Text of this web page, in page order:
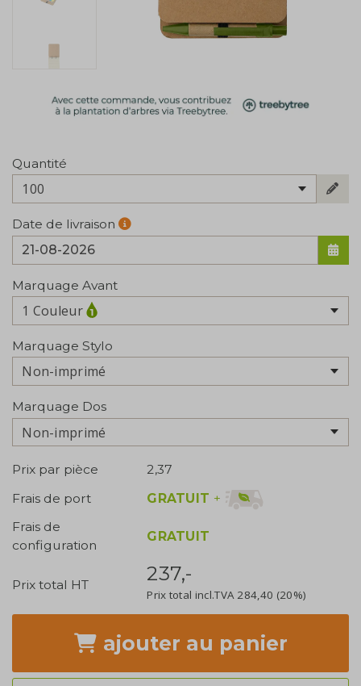
Quantité
100
Date de livraison
Marquage Avant
1 Couleur
Marquage Stylo
Non-imprimé
Marquage Dos
Non-imprimé
Prix par pièce
2,37
Frais de port
GRATUIT +
Frais de
configuration
GRATUIT
Prix total HT 237,-
Prix total incl.TVA 284,40 (20%)
ajouter au panier